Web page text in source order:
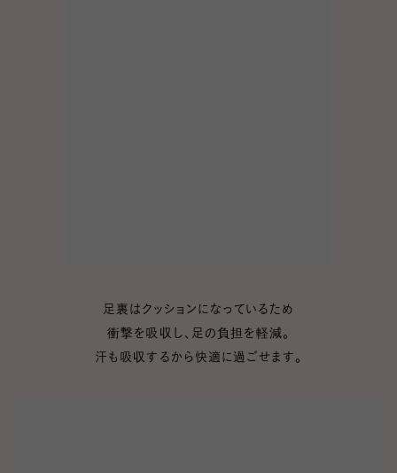
足裏はクッションになっているため
衝撃を吸収し、足の負担を軽減。
汗も吸収するから快適に過ごせます。